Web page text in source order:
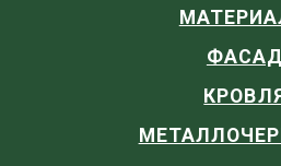
ФАСАД
КРОВЛЯ